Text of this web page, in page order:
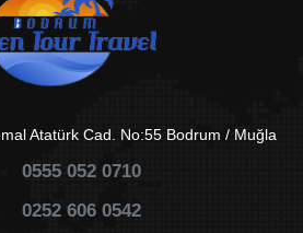
Atatürk Cad. No:55 Bodrum / Muğla
0555 052 0710
0252 606 0542